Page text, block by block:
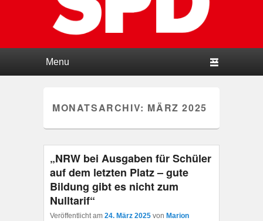
MONATSARCHIV: MÄRZ 2025
„NRW bei Ausgaben für Schüler
auf dem letzten Platz – gute
Bildung gibt es nicht zum
Nulltarif“
Veröffentlicht am 24. März 2025 von Marion